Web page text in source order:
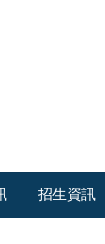
招生資訊